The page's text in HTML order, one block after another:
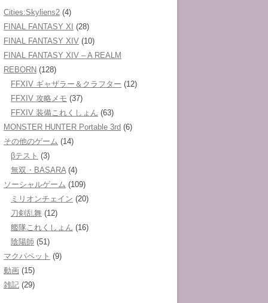
Cities:Skyliens2 (4)
FINAL FANTASY XI (28)
FINAL FANTASY XIV (10)
FINAL FANTASY XIV – A REALM
REBORN (128)
FFXIV ギャザラー＆クラフター (12)
FFXIV 攻略メモ (37)
FFXIV 装備これくしょん (63)
MONSTER HUNTER Portable 3rd (6)
その他のゲーム (14)
βテスト (3)
無双・BASARA(4)
ソーシャルゲーム (109)
ミリオンチェイン (20)
刀剣乱舞 (12)
艦隊これくしょん (16)
陰陽師 (51)
マクパペット (9)
動画 (15)
雑記 (29)